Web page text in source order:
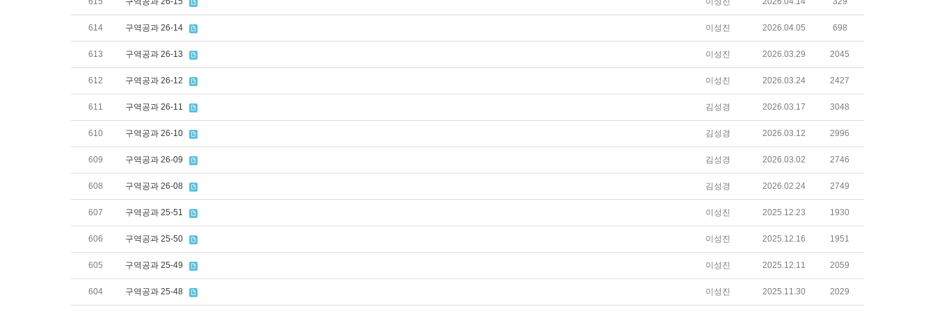
614 구역공과 26-14 이성진 2026.04.05 698
613 구역공과 26-13 이성진 2026.03.29 2045
612 구역공과 26-12 이성진 2026.03.24 2427
611 구역공과 26-11 김성경 2026.03.17 3048
610 구역공과 26-10 김성경 2026.03.12 2996
609 구역공과 26-09 김성경 2026.03.02 2746
608 구역공과 26-08 김성경 2026.02.24 2749
607 구역공과 25-51 이성진 2025.12.23 1930
606 구역공과 25-50 이성진 2025.12.16 1951
605 구역공과 25-49 이성진 2025.12.11 2059
604 구역공과 25-48 이성진 2025.11.30 2029